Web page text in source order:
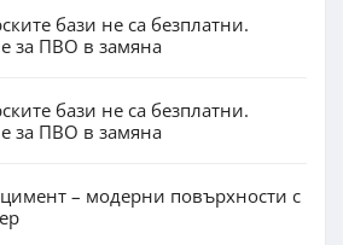
бази не са безплатни.
за ПВО в замяна
бази не са безплатни.
за ПВО в замяна
– модерни повърхности с